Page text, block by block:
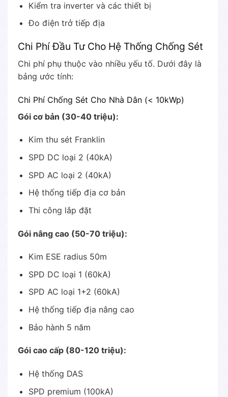
Kiểm tra inverter và các thiết bị
Đo điện trở tiếp địa
Chi Phí Đầu Tư Cho Hệ Thống Chống Sét
Chi phí phụ thuộc vào nhiều yếu tố. Dưới đây là
bảng ước tính:
Chi Phí Chống Sét Cho Nhà Dân (< 10kWp)
Gói cơ bản (30-40 triệu):
Kim thu sét Franklin
SPD DC loại 2 (40kA)
SPD AC loại 2 (40kA)
Hệ thống tiếp địa cơ bản
Thi công lắp đặt
Gói nâng cao (50-70 triệu):
Kim ESE radius 50m
SPD DC loại 1 (60kA)
SPD AC loại 1+2 (60kA)
Hệ thống tiếp địa nâng cao
Bảo hành 5 năm
Gói cao cấp (80-120 triệu):
Hệ thống DAS
SPD premium (100kA)